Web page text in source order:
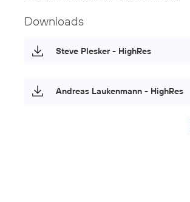
Downloads
Steve Plesker - HighRes
Andreas Laukenmann - HighRes